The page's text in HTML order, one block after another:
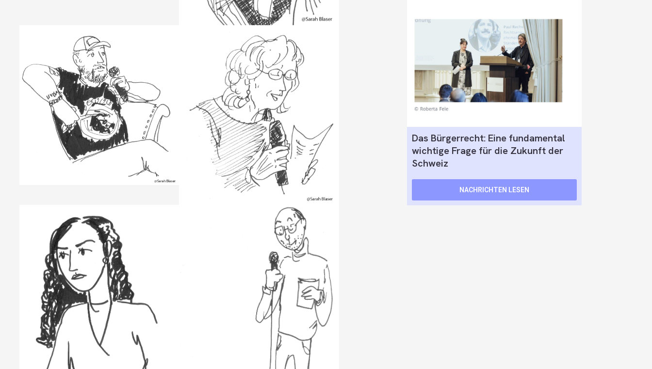
Das Bürgerrecht: Eine fundamental
wichtige Frage für die Zukunft der
Schweiz
NACHRICHTEN LESEN